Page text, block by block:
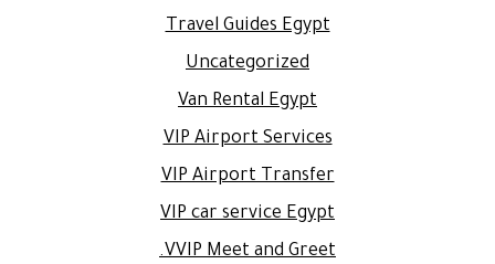
Travel Guides Egypt
Uncategorized
Van Rental Egypt
VIP Airport Services
VIP Airport Transfer
VIP car service Egypt
VVIP Meet and Greet.